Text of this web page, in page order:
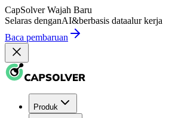
CapSolver Wajah Baru
Selaras denganAI&berbasis dataalur kerja
Baca pembaruan
Produk